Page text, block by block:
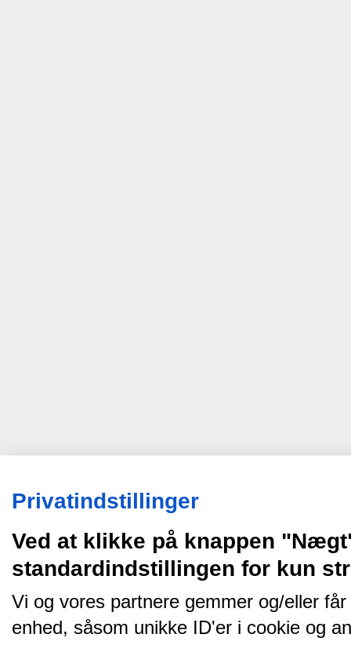
Privatindstillinger
Ved at klikke på knappen
standardindstillingen for kun
Vi og vores partnere gemmer og/eller
enhed, såsom unikke ID'er i cookie og